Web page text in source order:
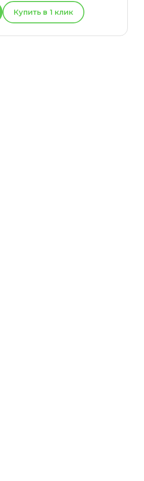
Купить в 1 клик